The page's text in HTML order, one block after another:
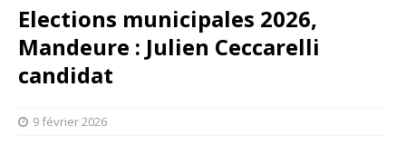
Elections municipales 2026,
Mandeure : Julien Ceccarelli
candidat
9 février 2026